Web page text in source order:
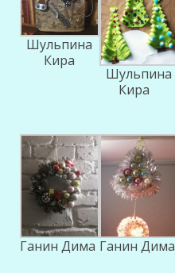
Шульпина
Кира
Шульпина
Кира
Ганин Дима Ганин Дима